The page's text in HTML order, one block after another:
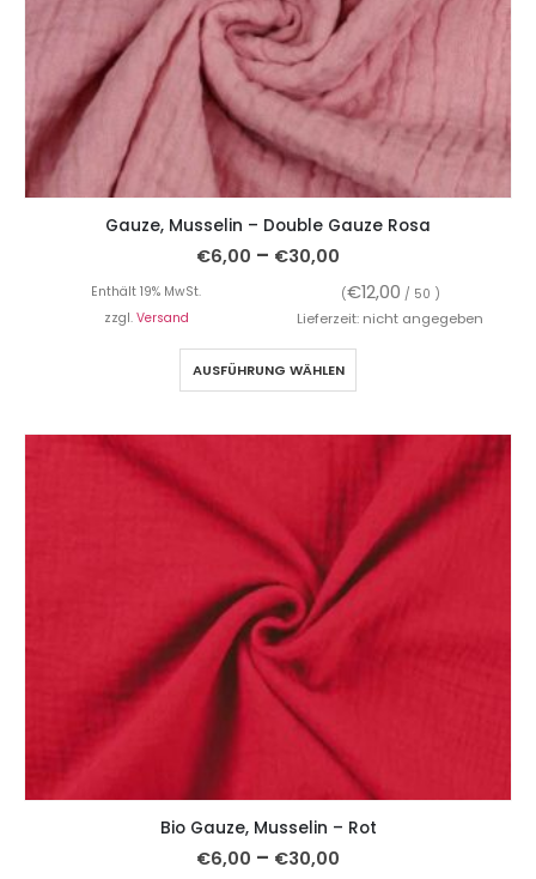
Gauze, Musselin – Double Gauze Rosa
€6,00 – €30,00
Enthält 19% MwSt. (€12,00 / 50 )
zzgl. Versand Lieferzeit: nicht angegeben
AUSFÜHRUNG WÄHLEN
Bio Gauze, Musselin – Rot
€6,00 – €30,00